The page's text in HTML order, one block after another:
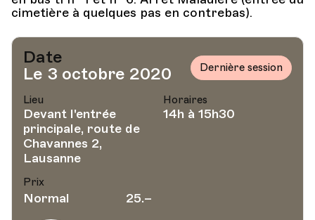
cimetière à quelques pas en contrebas).
Date
Le 3 octobre 2020
Dernière session
Lieu
Devant l'entrée
principale, route de
Chavannes 2,
Lausanne
Horaires
14h à 15h30
Prix
Normal 25.–